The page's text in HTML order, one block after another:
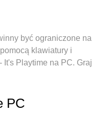
być ograniczone na
klawiatury i
It's Playtime na PC. Graj
połączeń. Zupełnie
że Poppy Game - It's
instancji umożliwia
PC